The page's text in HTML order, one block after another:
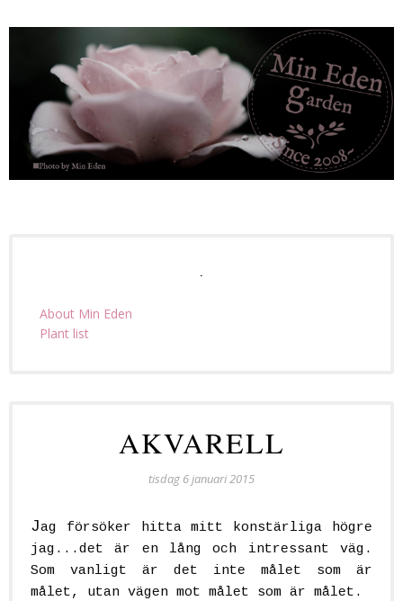
About Min Eden
Plant list
AKVARELL
tisdag 6 januari 2015
Jag försöker hitta mitt konstärliga högre
jag...det är en lång och intressant väg.
Som vanligt är det inte målet som är
målet, utan vägen mot målet som är målet.